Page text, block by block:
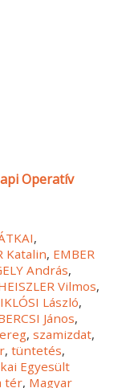
Operatív
,
Katalin, EMBER
András,
Vilmos,
László,
János,
,szamizdat,
,tüntetés,
Egyesült
tér, Magyar